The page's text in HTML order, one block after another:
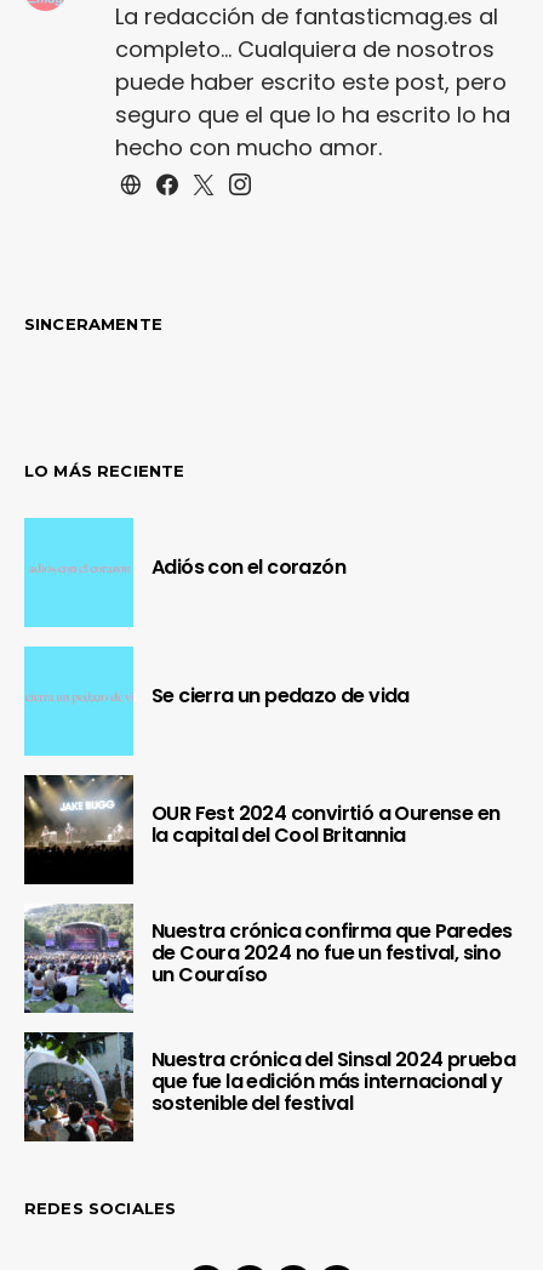
La redacción de fantasticmag.es al
completo... Cualquiera de nosotros
puede haber escrito este post, pero
seguro que el que lo ha escrito lo ha
hecho con mucho amor.
SINCERAMENTE
LO MÁS RECIENTE
Adiós con el corazón
Se cierra un pedazo de vida
OUR Fest 2024 convirtió a Ourense en
la capital del Cool Britannia
Nuestra crónica confirma que Paredes
de Coura 2024 no fue un festival, sino
un Couraíso
Nuestra crónica del Sinsal 2024 prueba
que fue la edición más internacional y
sostenible del festival
REDES SOCIALES